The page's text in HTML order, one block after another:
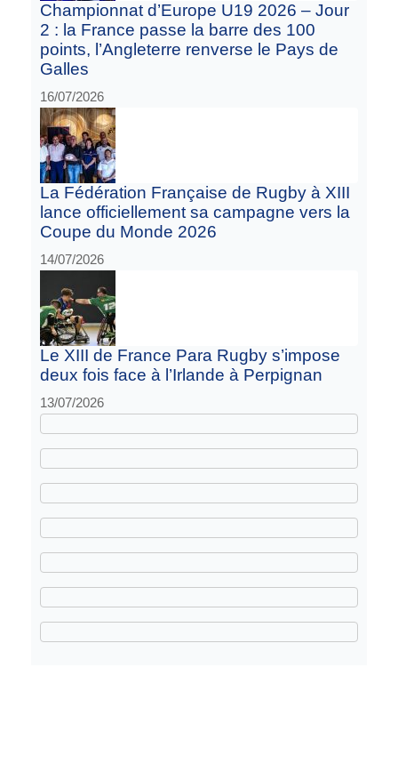
Championnat d’Europe U19 2026 – Jour
2 : la France passe la barre des 100
points, l’Angleterre renverse le Pays de
Galles
16/07/2026
La Fédération Française de Rugby à XIII
lance officiellement sa campagne vers la
Coupe du Monde 2026
14/07/2026
Le XIII de France Para Rugby s’impose
deux fois face à l’Irlande à Perpignan
13/07/2026